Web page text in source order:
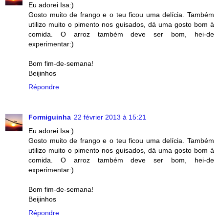
Eu adorei Isa:)
Gosto muito de frango e o teu ficou uma delícia. Também
utilizo muito o pimento nos guisados, dá uma gosto bom à
comida. O arroz também deve ser bom, hei-de
experimentar:)
Bom fim-de-semana!
Beijinhos
Répondre
Formiguinha 22 février 2013 à 15:21
Eu adorei Isa:)
Gosto muito de frango e o teu ficou uma delícia. Também
utilizo muito o pimento nos guisados, dá uma gosto bom à
comida. O arroz também deve ser bom, hei-de
experimentar:)
Bom fim-de-semana!
Beijinhos
Répondre